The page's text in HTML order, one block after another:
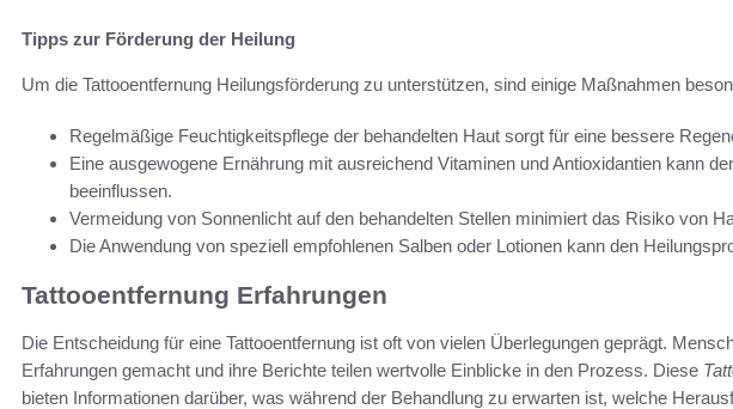
Tipps zur Förderung der Heilung
Um die Tattooentfernung Heilungsförderung zu unterstützen, sind einige Maßnahmen
Regelmäßige Feuchtigkeitspflege der behandelten Haut sorgt für eine bessere
Eine ausgewogene Ernährung mit ausreichend Vitaminen und Antioxidantien kann
beeinflussen.
Vermeidung von Sonnenlicht auf den behandelten Stellen minimiert das Risiko von
Die Anwendung von speziell empfohlenen Salben oder Lotionen kann den
Tattooentfernung Erfahrungen
Die Entscheidung für eine Tattooentfernung ist oft von vielen Überlegungen geprägt.
Erfahrungen gemacht und ihre Berichte teilen wertvolle Einblicke in den Prozess. Diese
bieten Informationen darüber, was während der Behandlung zu erwarten ist, welche